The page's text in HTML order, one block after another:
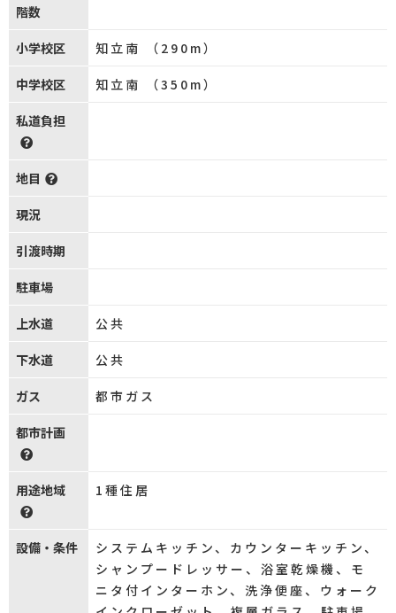
階数
小学校区 知立南 （290m）
中学校区 知立南 （350m）
私道負担
地目
現況
引渡時期
駐車場
上水道 公共
下水道 公共
ガス 都市ガス
都市計画
用途地域 1種住居
設備・条件
システムキッチン、カウンターキッチン、
シャンプードレッサー、浴室乾燥機、モ
ニタ付インターホン、洗浄便座、ウォーク